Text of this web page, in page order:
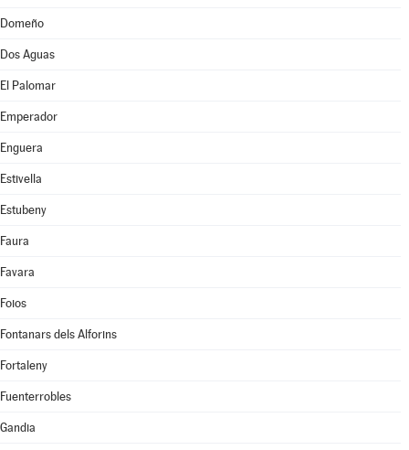
Domeño
Dos Aguas
El Palomar
Emperador
Enguera
Estivella
Estubeny
Faura
Favara
Foios
Fontanars dels Alforins
Fortaleny
Fuenterrobles
Gandia